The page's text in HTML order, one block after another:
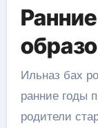
Ильназ бах
ранние годы
родители